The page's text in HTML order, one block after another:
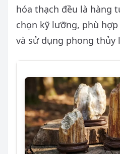
hóa thạch đều là hàng
chọn kỹ lưỡng, phù
và sử dụng phong thủy